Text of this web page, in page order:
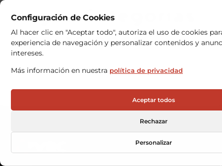
Configuración de Cookies
Al hacer clic en "Aceptar todo", autoriza el uso de cookies
experiencia de navegación y personalizar contenidos y
intereses.
Más información en nuestra política de privacidad
Aceptar todos
Rechazar
Personalizar
Vagas-Categorias:
Operaciones
Técnico de
Mantenimiento Industrial